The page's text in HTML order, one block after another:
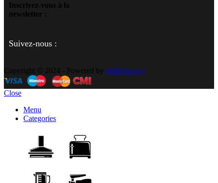
Inscrivez-vous à la
newsletter :
Suivez-nous :
Copyright © 2024 - Powered by Adlabfactory
Close
Menu
Categories